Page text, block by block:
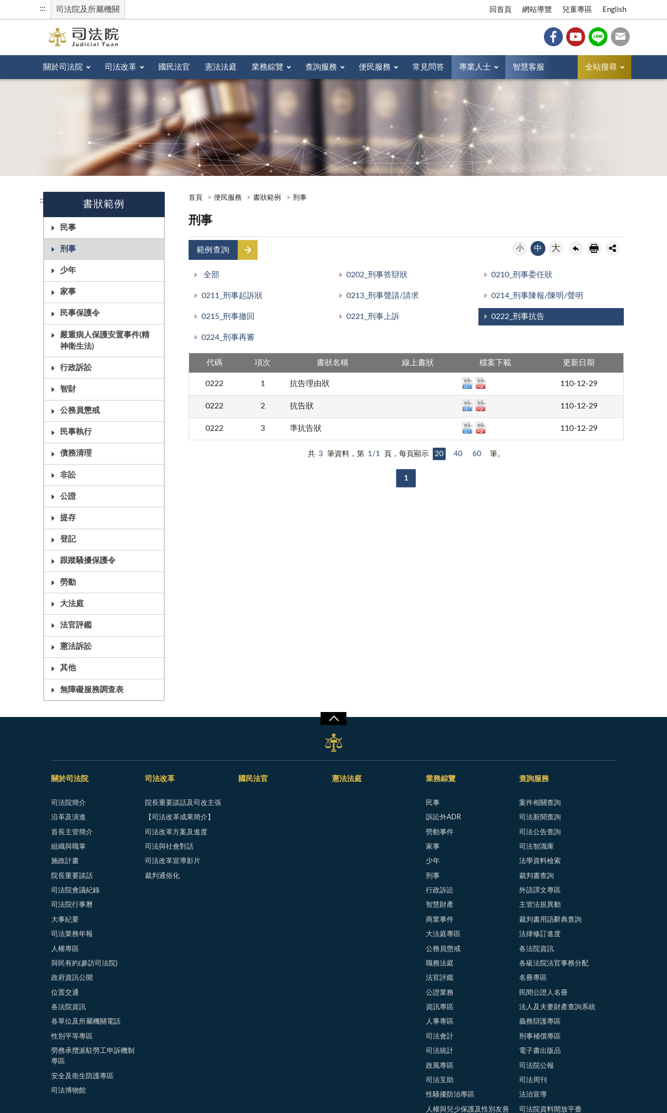
::: 司法院及所屬機關 回首頁 網站導覽 兒童專區 English
關於司法院 司法改革 國民法官 憲法法庭 業務綜覽 查詢服務 便民服務 常見問答 專業人士 智慧客服 全站搜尋
::: 書狀範例
民事
刑事
少年
家事
民事保護令
嚴重病人保護安置事件(精
神衛生法)
行政訴訟
智財
公務員懲戒
民事執行
債務清理
非訟
公證
提存
登記
跟蹤騷擾保護令
勞動
大法庭
法官評鑑
憲法訴訟
其他
無障礙服務調查表
首頁 便民服務 書狀範例 刑事
刑事
小 中 大
範例查詢
全部 0202_刑事答辯狀 0210_刑事委任狀
0211_刑事起訴狀 0213_刑事聲請/請求 0214_刑事陳報/陳明/聲明
0215_刑事撤回 0221_刑事上訴 0222_刑事抗告
0224_刑事再審
代碼 項次 書狀名稱 線上書狀 檔案下載 更新日期
0222 1 抗告理由狀 110-12-29
0222 2 抗告狀 110-12-29
0222 3 準抗告狀 110-12-29
共 3 筆資料，第 1/1 頁，每頁顯示 20 40 60 筆。
1
關於司法院
司法院簡介
沿革及演進
首長主管簡介
組織與職掌
施政計畫
院長重要談話
司法院會議紀錄
司法院行事曆
大事紀要
司法業務年報
人權專區
與民有約(參訪司法院)
政府資訊公開
位置交通
各法院資訊
各單位及所屬機關電話
性別平等專區
勞務承攬派駐勞工申訴機制
專區
安全及衛生防護專區
司法博物館
司法改革
院長重要談話及司改主張
【司法改革成果簡介】
司法改革方案及進度
司法與社會對話
司法改革宣導影片
裁判通俗化
國民法官 憲法法庭 業務綜覽
民事
訴訟外ADR
勞動事件
家事
少年
刑事
行政訴訟
智慧財產
商業事件
大法庭專區
公務員懲戒
職務法庭
法官評鑑
公證業務
資訊專區
人事專區
司法會計
司法統計
政風專區
司法互助
性騷擾防治專區
人權與兒少保護及性別友善
查詢服務
案件相關查詢
司法新聞查詢
司法公告查詢
司法智識庫
法學資料檢索
裁判書查詢
外語譯文專區
主管法規異動
裁判書用語辭典查詢
法律修訂進度
各法院資訊
各級法院法官事務分配
名冊專區
民間公證人名冊
法人及夫妻財產查詢系統
義務辯護專區
刑事補償專區
電子書出版品
司法院公報
司法周刊
法治宣導
司法院資料開放平臺